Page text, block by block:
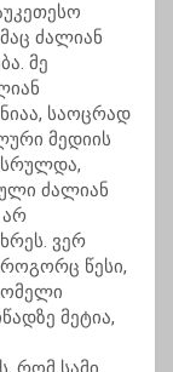
ძალიან
მე
საოცრად
მედიის
ძალიან
არ
ვერ
წესი,
მეტია,